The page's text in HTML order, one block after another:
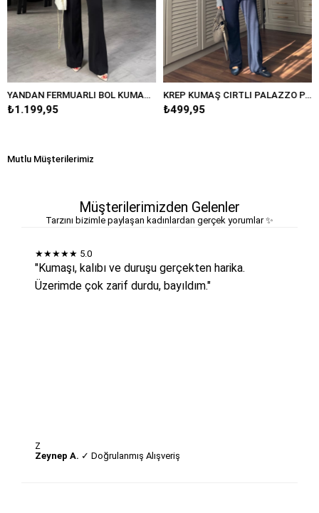
YANDAN FERMUARLI BOL KUMAŞ PANTOLON/20401 KREP KUMAŞ CIRTLI PALAZZO PANTOLON/K038
Mutlu Müşterilerimiz
Müşterilerimizden Gelenler
Tarzını bizimle paylaşan kadınlardan gerçek yorumlar ✨
★★★★★ 5.0
"Kumaşı, kalıbı ve duruşu gerçekten harika.
Üzerimde çok zarif durdu, bayıldım."
Z
Zeynep A. ✓ Doğrulanmış Alışveriş